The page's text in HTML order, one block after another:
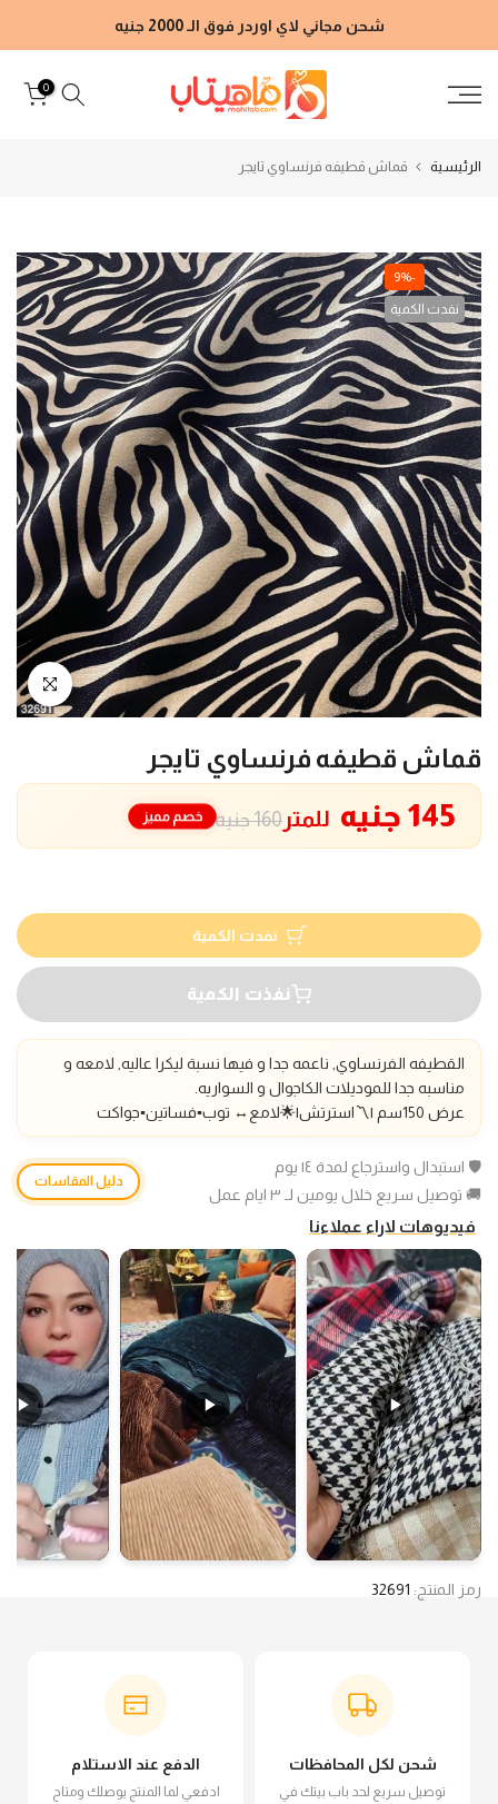
إلى
شحن مجاني لاي اوردر فوق الـ 2000 جنيه
0
الرئيسية قماش قطيفه فرنساوي تايجر
-9%
نفدت الكمية
انقر للتكبير
قماش قطيفه فرنساوي تايجر
160 جنيه 145 جنيه للمتر خصم مميز
نفدت الكمية
نفذت الكمية
القطيفه الفرنساوي, ناعمه جدا و فيها نسبة ليكرا عاليه, لامعه و
مناسبه جدا للموديلات الكاجوال و السواريه.
عرض 150سم |〽️استرتش|🌟لامع
↔️ توب▪️فساتين▪️جواكت
🛡️ استبدال واسترجاع لمدة ١٤ يوم
🚚 توصيل سريع خلال يومين لـ ٣ ايام عمل
دليل المقاسات
فيديوهات لاراء عملاءنا
رمز المنتج: 32691
شحن لكل المحافظات
توصيل سريع لحد باب بيتك في
الدفع عند الاستلام
ادفعي لما المنتج يوصلك ومتاح